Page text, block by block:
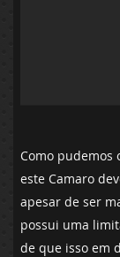
Como pudemos
este Camaro
apesar de ser
possui uma
de que isso em